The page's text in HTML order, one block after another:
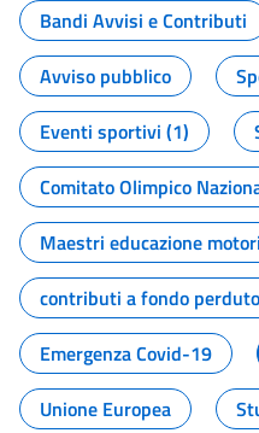
Bandi Avvisi e Contributi
Avviso pubblico
Eventi sportivi (1)
Comitato Olimpico
Maestri educazione
contributi a fondo perduto
Emergenza Covid-19
Unione Europea